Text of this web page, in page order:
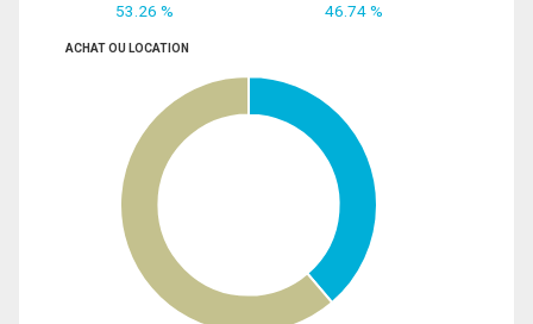
53.26 % 46.74 %
ACHAT OU LOCATION